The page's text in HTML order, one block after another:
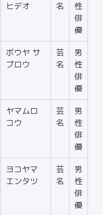
ヒデオ
名
性
俳
優
ボウヤ サ
ブロウ
芸
名
男
性
俳
優
ヤマムロ
コウ
芸
名
男
性
俳
優
ヨコヤマ
エンタツ
芸
名
男
性
俳
優